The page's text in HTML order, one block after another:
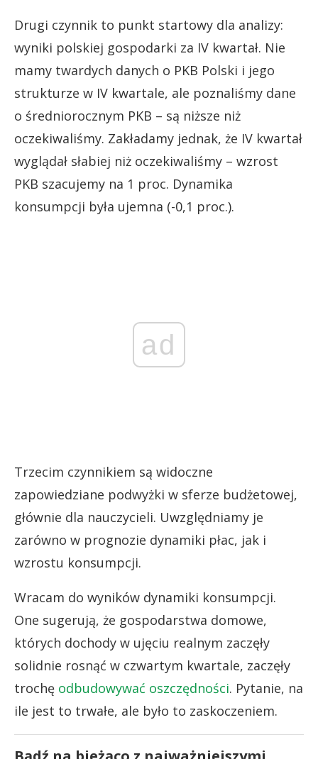
Drugi czynnik to punkt startowy dla analizy:
wyniki polskiej gospodarki za IV kwartał. Nie
mamy twardych danych o PKB Polski i jego
strukturze w IV kwartale, ale poznaliśmy dane
o średniorocznym PKB – są niższe niż
oczekiwaliśmy. Zakładamy jednak, że IV kwartał
wyglądał słabiej niż oczekiwaliśmy – wzrost
PKB szacujemy na 1 proc. Dynamika
konsumpcji była ujemna (-0,1 proc.).
ad
Trzecim czynnikiem są widoczne
zapowiedziane podwyżki w sferze budżetowej,
głównie dla nauczycieli. Uwzględniamy je
zarówno w prognozie dynamiki płac, jak i
wzrostu konsumpcji.
Wracam do wyników dynamiki konsumpcji.
One sugerują, że gospodarstwa domowe,
których dochody w ujęciu realnym zaczęły
solidnie rosnąć w czwartym kwartale, zaczęły
trochę odbudowywać oszczędności. Pytanie, na
ile jest to trwałe, ale było to zaskoczeniem.